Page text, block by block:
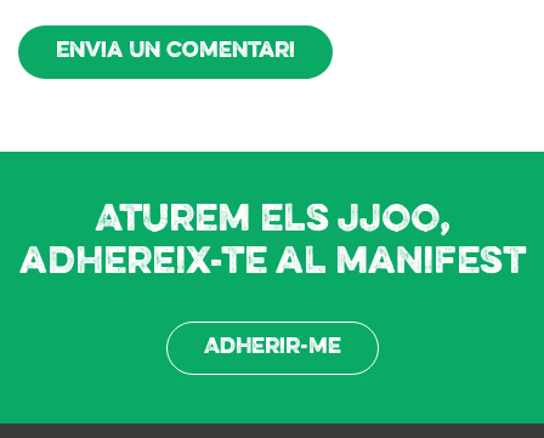
Envia un comentari
Aturem els JJOO,
adhereix-te al manifest
Adherir-me